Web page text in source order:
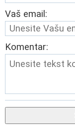
Vaš email:
Komentar: